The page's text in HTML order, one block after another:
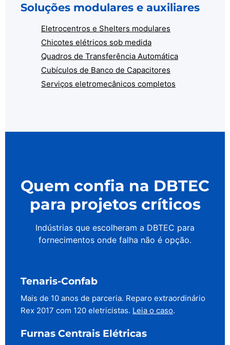
Soluções modulares e auxiliares
Eletrocentros e Shelters modulares
Chicotes elétricos sob medida
Quadros de Transferência Automática
Cubículos de Banco de Capacitores
Serviços eletromecânicos completos
Quem confia na DBTEC
para projetos críticos
Indústrias que escolheram a DBTEC para
fornecimentos onde falha não é opção.
Tenaris-Confab
Mais de 10 anos de parceria. Reparo extraordinário
Rex 2017 com 120 eletricistas. Leia o caso.
Furnas Centrais Elétricas